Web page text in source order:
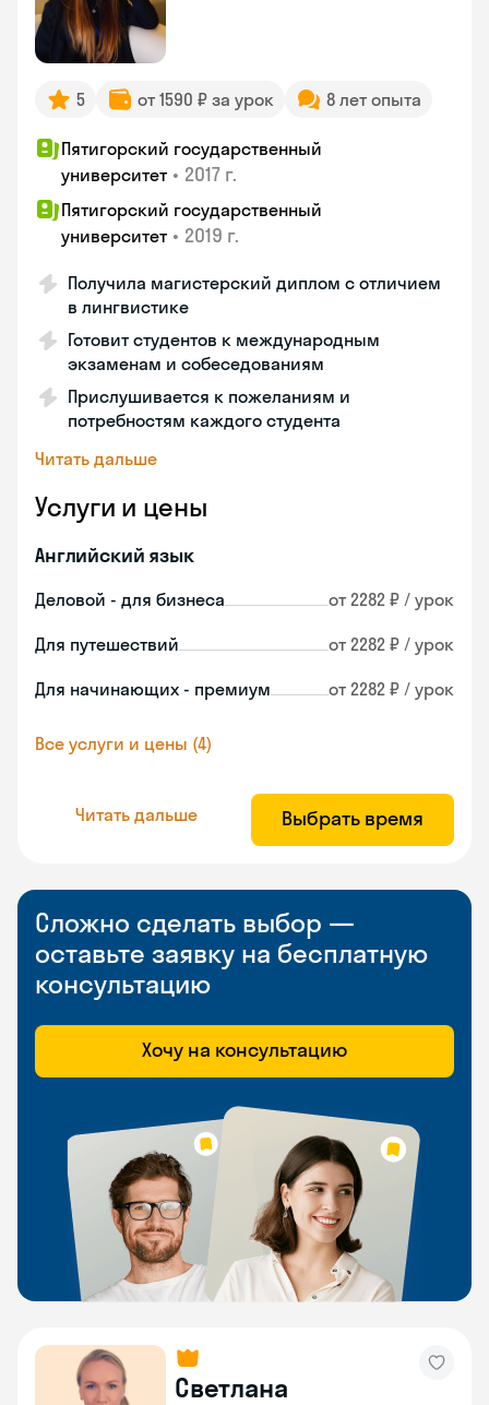
5 от 1590 ₽ за урок 8 лет опыта
Пятигорский государственный
университет • 2017 г.
Пятигорский государственный
университет • 2019 г.
Получила магистерский диплом с отличием
в лингвистике
Готовит студентов к международным
экзаменам и собеседованиям
Прислушивается к пожеланиям и
потребностям каждого студента
Читать дальше
Услуги и цены
Английский язык
Деловой - для бизнеса от 2282 ₽ / урок
Для путешествий от 2282 ₽ / урок
Для начинающих - премиум от 2282 ₽ / урок
Все услуги и цены (4)
Читать дальше Выбрать время
Сложно сделать выбор —
оставьте заявку на бесплатную
консультацию
Хочу на консультацию
Светлана